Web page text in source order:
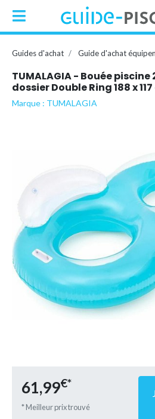
Guides d'achat Guide d'achat
TUMALAGIA - Bouée
dossier Double Ring 188 x
Marque : TUMALAGIA
61,99€*
* Meilleur prix trouvé